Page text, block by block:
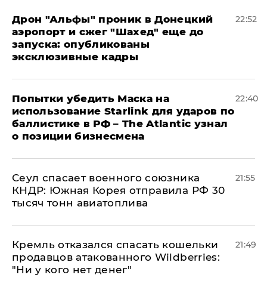
Дрон "Альфы" проник в Донецкий
аэропорт и сжег "Шахед" еще до
запуска: опубликованы
эксклюзивные кадры
22:52
Попытки убедить Маска на
использование Starlink для ударов по
баллистике в РФ – The Atlantic узнал
о позиции бизнесмена
22:40
​Сеул спасает военного союзника
КНДР: Южная Корея отправила РФ 30
тысяч тонн авиатоплива
21:55
Кремль отказался спасать кошельки
продавцов атакованного Wildberries:
"Ни у кого нет денег"
21:49